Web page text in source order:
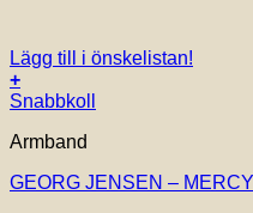
Lägg till i önskelistan!
+
Den
produkten
flera
Snabbkoll
Armband
GEORG JENSEN –